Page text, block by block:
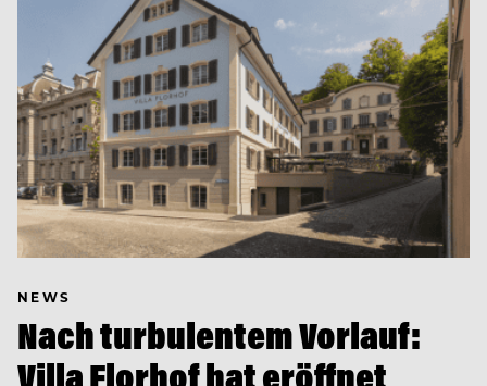
NEWS
Nach turbulentem Vorlauf:
Villa Florhof hat eröffnet